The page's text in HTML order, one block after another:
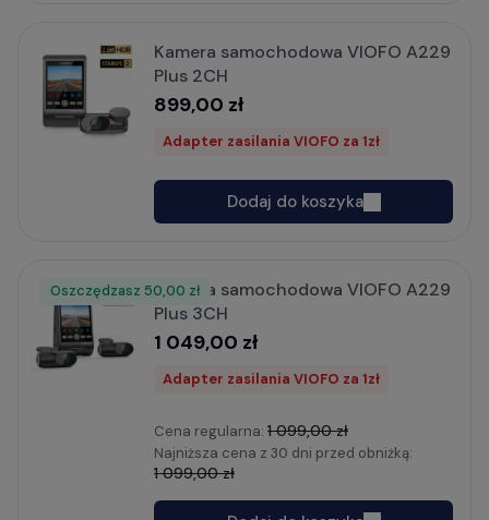
Kamera samochodowa VIOFO A229
Plus 2CH
899,00 zł
Adapter zasilania VIOFO za 1zł
Dodaj do koszyka
Kamera samochodowa VIOFO A229
Plus 3CH
1 049,00 zł
Adapter zasilania VIOFO za 1zł
Oszczędzasz 50,00 zł
Cena regularna: 1 099,00 zł
Najniższa cena z 30 dni przed obniżką:
1 099,00 zł
Rabat